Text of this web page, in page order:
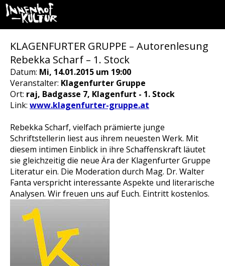
KLAGENFURTER GRUPPE – Autorenlesung
Rebekka Scharf – 1. Stock
Datum: Mi, 14.01.2015 um 19:00
Veranstalter: Klagenfurter Gruppe
Ort: raj, Badgasse 7, Klagenfurt - 1. Stock
Link: www.klagenfurter-gruppe.at
Rebekka Scharf, vielfach prämierte junge
Schriftstellerin liest aus ihrem neuesten Werk. Mit
diesem intimen Einblick in ihre Schaffenskraft läutet
sie gleichzeitig die neue Ära der Klagenfurter Gruppe
Literatur ein. Die Moderation durch Mag. Dr. Walter
Fanta verspricht interessante Aspekte und literarische
Analysen. Wir freuen uns auf Euch. Eintritt kostenlos.